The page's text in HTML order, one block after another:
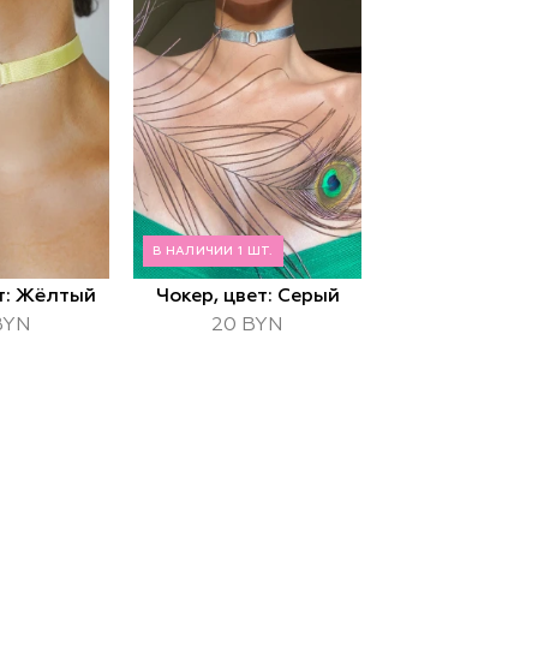
Жёлтый
В НАЛИЧИИ 1 ШТ.
Чокер, цвет: Серый
20 BYN